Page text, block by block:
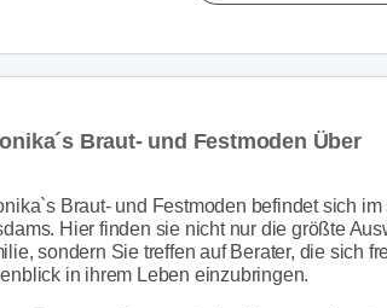
Braut- und Festmoden Über
Braut- und Festmoden befindet sich
Hier finden sie nicht nur die größte
sondern Sie treffen auf Berater, die sich
in ihrem Leben einzubringen.